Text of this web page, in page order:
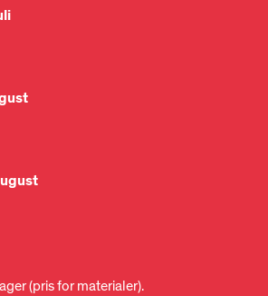
(pris for materialer).